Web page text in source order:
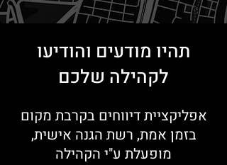
תהיו מודעים והודיעו
לקהילה שלכם
אפליקציית דיווחים בקרבת מקום
בזמן אמת, רשת הגנה אישית,
מופעלת ע"י הקהילה